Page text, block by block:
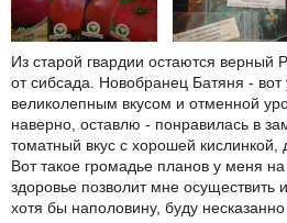
Из старой гвардии остаются верный
от сибсада. Новобранец Батяня - вот
великолепным вкусом и отменной
наверно, оставлю - понравилась в
томатный вкус с хорошей кислинкой,
Вот такое громадье планов у меня
здоровье позволит мне осуществить
хотя бы наполовину, буду несказанно